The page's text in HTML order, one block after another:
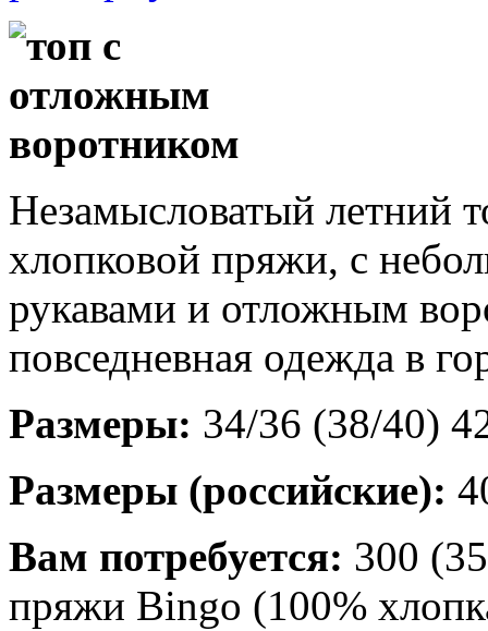
Незамысловатый летний
хлопковой пряжи, с
рукавами и отложным
повседневная одежда в
Размеры: 34/36 (38/40)
Размеры (российские):
Вам потребуется: 300
пряжи Вingо (100%